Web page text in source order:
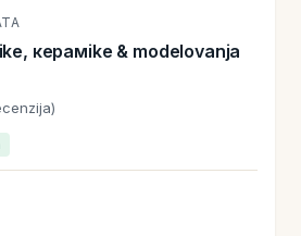
керамike & modelovanja